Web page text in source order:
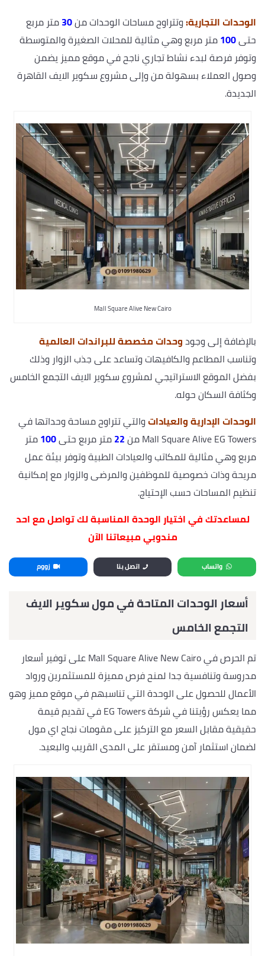
الوحدات التجارية:وتتراوح مساحات الوحدات من30متر مربع
حتى100متر مربع وهي مثالية للمحلات الصغيرة والمتوسطة
وتوفر فرصة لبدء نشاط تجاري ناجح في موقع مميز يضمن
وصول العملاء بسهولة من وإلى مشروع سكوير الايف القاهرة
الجديدة.
Mall Square Alive New Cairo
بالإضافة إلى وجودوحدات مخصصة للبراندات العالمية
وتناسب المطاعم والكافيهات وتساعد على جذب الزوار وذلك
بفضل الموقع الاستراتيجي لمشروع سكوير الايف التجمع الخامس
وكثافة السكان حوله.
الوحدات الإدارية والعيادات والتي تتراوح مساحة وحداتها في
Mall Square Alive EG Towers من
22متر مربع حتى100متر
مربع وهي مثالية للمكاتب والعيادات الطبية وتوفر بيئة عمل
مريحة وذات خصوصية للموظفين والمرضى والزوار مع إمكانية
تنظيم المساحات حسب الإحتياج.
لمساعدتك في اختيار الوحدة المناسبة لك تواصل مع احد
مندوبي مبيعاتنا الآن
واتساب اتصل بنا زووم
أسعار الوحدات المتاحة في مول سكوير الايف
التجمع الخامس
تم الحرص في Mall Square Alive New Cairo على توفير أسعار
مدروسة وتنافسية جدا لمنح فرص مميزة للمستثمرين ورواد
الأعمال للحصول على الوحدة التي تناسبهم في موقع مميز وهو
مما يعكس رؤيتنا في شركة EG Towers في تقديم قيمة
حقيقية مقابل السعر مع التركيز على مقومات نجاح اي مول
لضمان استثمار آمن ومستقر على المدى القريب والبعيد.